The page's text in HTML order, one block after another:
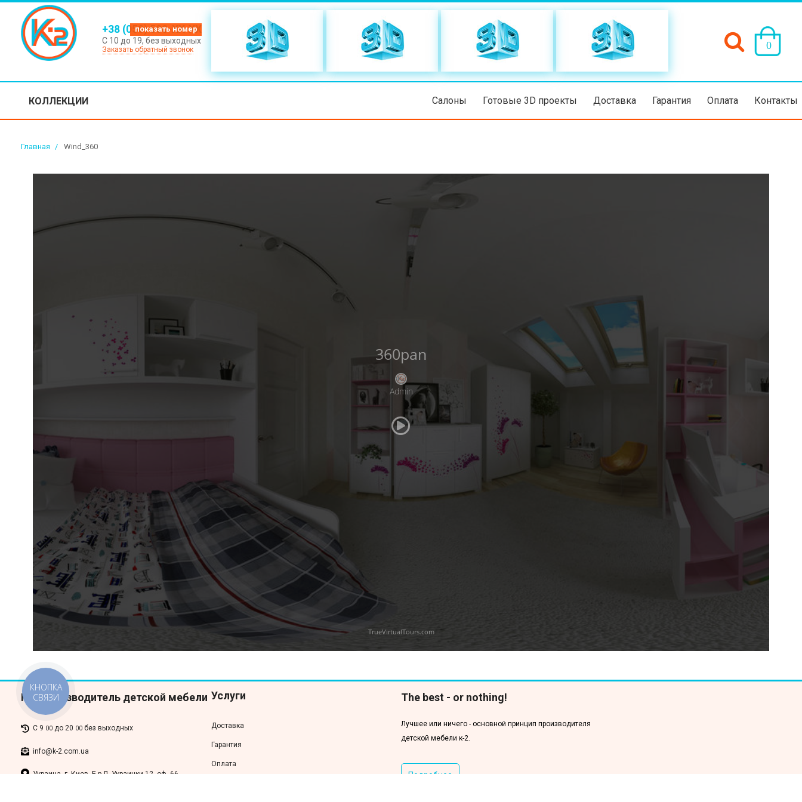
0
+38 (050) 500-XX-XX
С 10 до 19, без выходных
Заказать обратный звонок
КОЛЛЕКЦИИ Салоны Готовые 3D проекты Доставка Гарантия Оплата Контакты
Главная Wind_360
К-2 Производитель детской мебели
С 9 00 до 20 00 без выходных
info@k-2.com.ua
Украина, г. Киев, Б-р Л. Украинки 12, оф. 66
Услуги
Доставка
Гарантия
Оплата
The best - or nothing!
Лучшее или ничего - основной принцип производителя
детской мебели к-2.
Подробнее
КНОПКА
СВЯЗИ